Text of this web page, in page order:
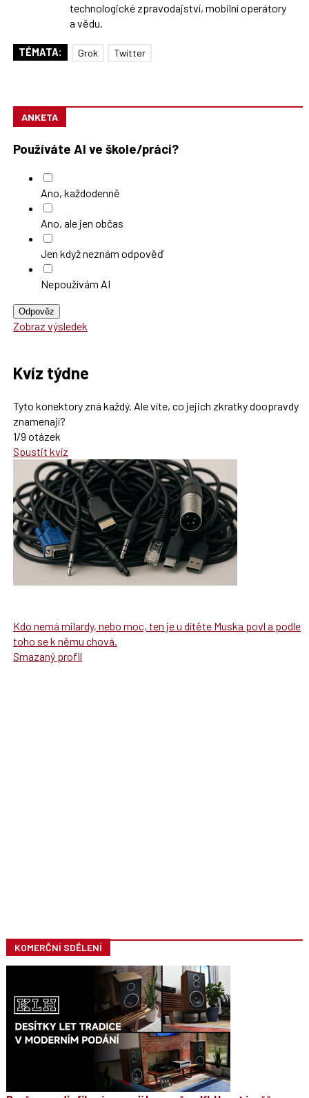
technologické zpravodajství, mobilní operátory
a vědu.
TÉMATA: Grok Twitter
ANKETA
Používáte AI ve škole/práci?
Ano, každodenně
Ano, ale jen občas
Jen když neznám odpověď
Nepoužívám AI
Odpověz
Zobraz výsledek
Kvíz týdne
Tyto konektory zná každý. Ale víte, co jejich zkratky doopravdy
znamenají?
1/9 otázek
Spustit kvíz
Kdo nemá milardy, nebo moc, ten je u dítěte Muska povl a podle
toho se k němu chová.
Smazaný profil
KOMERČNÍ SDĚLENÍ